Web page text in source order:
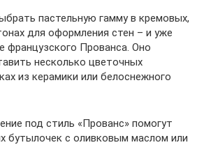
пастельную гамму в кремовых,
для оформления стен – и уже
французского Прованса. Оно
несколько цветочных
из керамики или белоснежного
под стиль «Прованс» помогут
бутылочек с оливковым маслом или